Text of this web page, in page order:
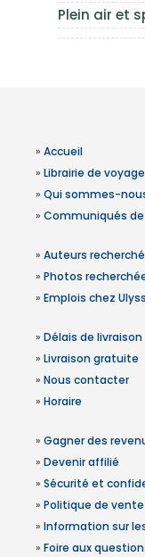
Plein air et
» Accueil
» Librairie de
» Qui sommes-
» Communiqués
» Auteurs
» Photos
» Emplois chez
» Délais de livraison
» Livraison gratuite
» Nous contacter
» Horaire
» Gagner des
» Devenir affilié
» Sécurité et
» Politique de
» Information sur
» Foire aux